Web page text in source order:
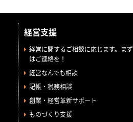
経営支援
経営に関するご相談に応じます。まず
はご連絡を！
経営なんでも相談
記帳・税務相談
創業・経営革新サポート
ものづくり支援